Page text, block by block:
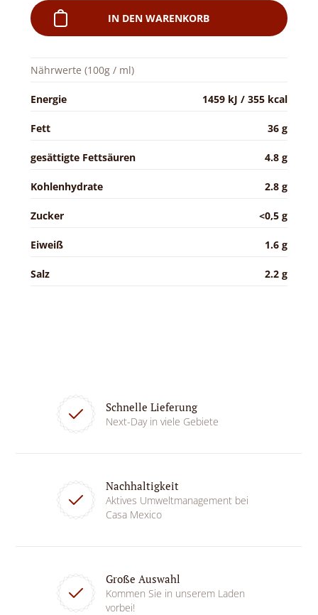
IN DEN WARENKORB
Nährwerte (100g / ml)
Energie 1459 kJ / 355 kcal
Fett 36 g
gesättigte Fettsäuren 4.8 g
Kohlenhydrate 2.8 g
Zucker <0,5 g
Eiweiß 1.6 g
Salz 2.2 g
Schnelle Lieferung
Next-Day in viele Gebiete
Nachhaltigkeit
Aktives Umweltmanagement bei
Casa Mexico
Große Auswahl
Kommen Sie in unserem Laden
vorbei!